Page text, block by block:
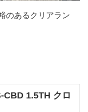
のあるクリアラン
CBD 1.5TH クロ